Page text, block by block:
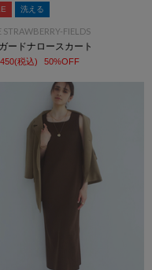
洗える
STRAWBERRY-FIELDS
ードナロースカート
(税込) 50%OFF